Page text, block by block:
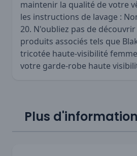
maintenir la qualité de votre
les instructions de lavage :
20. N'oubliez pas de
produits associés tels que
tricotée haute-visibilité femme
votre garde-robe haute
Plus